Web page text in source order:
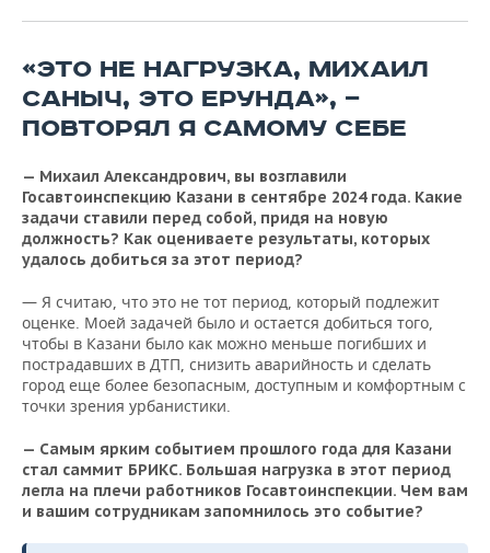
«ЭТО НЕ НАГРУЗКА, МИХAИЛ
САНЫЧ, ЭТО ЕРУНДА», —
ПОВТОРЯЛ Я САМОМУ СЕБЕ
— Михаил Александрович, вы возглавили
Госавтоинспекцию Казани в сентябре 2024 года. Какие
задачи ставили перед собой, придя на новую
должность? Как оцениваете результаты, которых
удалось добиться за этот период?
— Я считаю, что это не тот период, который подлежит
оценке. Моей задачей было и остается добиться того,
чтобы в Казани было как можно меньше погибших и
пострадавших в ДТП, снизить аварийность и сделать
город еще более безопасным, доступным и комфортным с
точки зрения урбанистики.
— Самым ярким событием прошлого года для Казани
стал саммит БРИКС. Большая нагрузка в этот период
легла на плечи работников Госавтоинспекции. Чем вам
и вашим сотрудникам запомнилось это событие?